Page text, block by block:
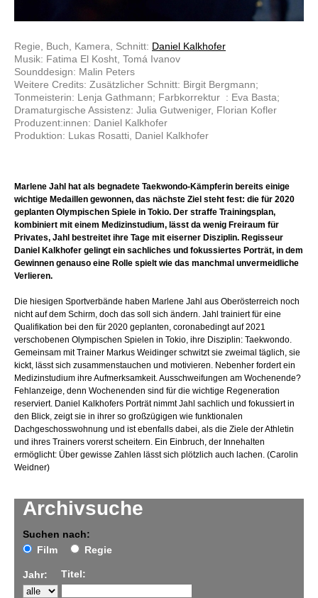
Archivsuche
Suchen nach:
Film
Regie
Jahr: Titel:
Regie, Buch, Kamera, Schnitt: Daniel Kalkhofer
Musik: Fatima El Kosht, Tomá Ivanov
Sounddesign: Malin Peters
Weitere Credits: Zusätzlicher Schnitt: Birgit Bergmann;
Tonmeisterin: Lenja Gathmann; Farbkorrektur : Eva Basta;
Dramaturgische Assistenz: Julia Gutweniger, Florian Kofler
Produzent:innen: Daniel Kalkhofer
Produktion: Lukas Rosatti, Daniel Kalkhofer
Marlene Jahl hat als begnadete Taekwondo-Kämpferin bereits einige
wichtige Medaillen gewonnen, das nächste Ziel steht fest: die für 2020
geplanten Olympischen Spiele in Tokio. Der straffe Trainingsplan,
kombiniert mit einem Medizinstudium, lässt da wenig Freiraum für
Privates, Jahl bestreitet ihre Tage mit eiserner Disziplin. Regisseur
Daniel Kalkhofer gelingt ein sachliches und fokussiertes Porträt, in dem
Gewinnen genauso eine Rolle spielt wie das manchmal unvermeidliche
Verlieren.
Die hiesigen Sportverbände haben Marlene Jahl aus Oberösterreich noch
nicht auf dem Schirm, doch das soll sich ändern. Jahl trainiert für eine
Qualifikation bei den für 2020 geplanten, coronabedingt auf 2021
verschobenen Olympischen Spielen in Tokio, ihre Disziplin: Taekwondo.
Gemeinsam mit Trainer Markus Weidinger schwitzt sie zweimal täglich, sie
kickt, lässt sich zusammenstauchen und motivieren. Nebenher fordert ein
Medizinstudium ihre Aufmerksamkeit. Ausschweifungen am Wochenende?
Fehlanzeige, denn Wochenenden sind für die wichtige Regeneration
reserviert. Daniel Kalkhofers Porträt nimmt Jahl sachlich und fokussiert in
den Blick, zeigt sie in ihrer so großzügigen wie funktionalen
Dachgeschosswohnung und ist ebenfalls dabei, als die Ziele der Athletin
und ihres Trainers vorerst scheitern. Ein Einbruch, der Innehalten
ermöglicht: Über gewisse Zahlen lässt sich plötzlich auch lachen. (Carolin
Weidner)